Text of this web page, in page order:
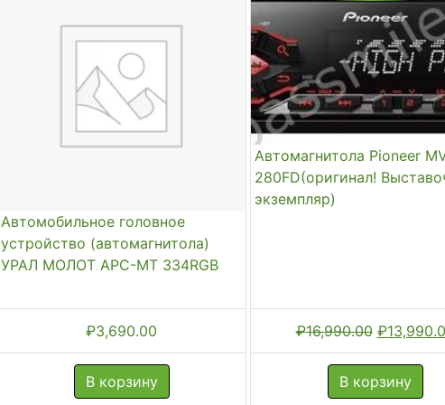
Автомобильное головное
устройство (автомагнитола)
УРАЛ МОЛОТ АРС-МТ 334RGB
₽3,690.00
В корзину
Автомагнитола Pioneer
280FD(оригинал!
экземпляр)
₽16,990.00
цена
₽
В корзину